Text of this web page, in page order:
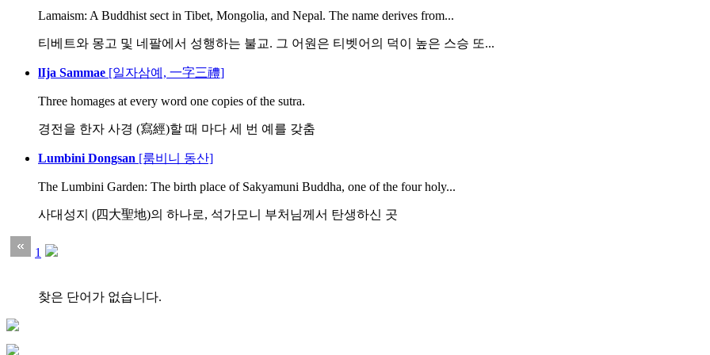
Lamaism: A Buddhist sect in Tibet, Mongolia, and Nepal. The name derives from...
티베트와 몽고 및 네팔에서 성행하는 불교. 그 어원은 티벳어의 덕이 높은 스승 또...
lIja Sammae [일자삼예, 一字三禮]
Three homages at every word one copies of the sutra.
경전을 한자 사경 (寫經)할 때 마다 세 번 예를 갖춤
Lumbini Dongsan [룸비니 동산]
The Lumbini Garden: The birth place of Sakyamuni Buddha, one of the four holy...
사대성지 (四大聖地)의 하나로, 석가모니 부처님께서 탄생하신 곳
1
찾은 단어가 없습니다.